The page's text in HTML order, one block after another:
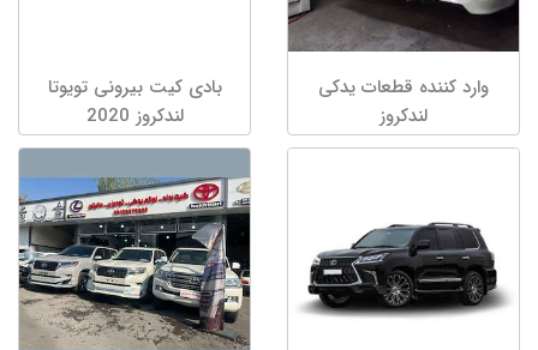
وارد کننده قطعات یدکی
لندکروز
بادی کیت بیرونی تویوتا
لندکروز 2020